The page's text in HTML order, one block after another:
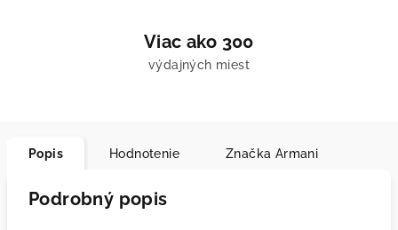
Viac ako 300
výdajných miest
Popis Hodnotenie Značka Armani
Podrobný popis